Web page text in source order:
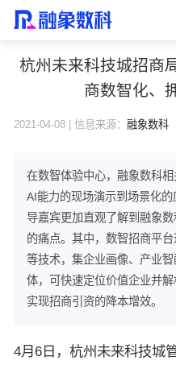
杭州未来科技城招商
商数智化、
2021-04-08 | 信息来源： 融象数科
在数智体验中心，融象数科
AI能力的现场演示到场景化
导嘉宾更加直观了解到融象
的痛点。其中，数智招商平
等技术，集企业画像、产业
体，可快速定位价值企业并解
实现招商引资的降本增效。
4月6日，杭州未来科技城